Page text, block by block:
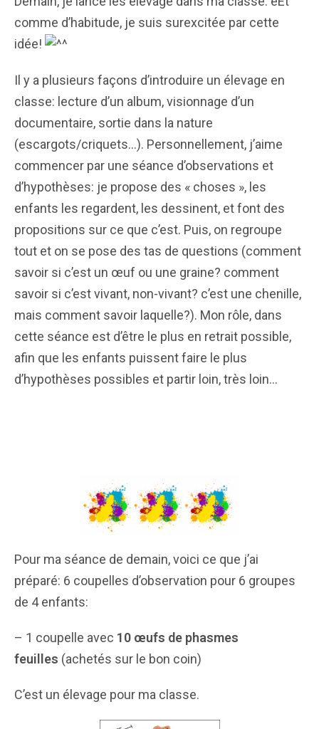
comme d’habitude, je suis surexcitée par cette
idée!
Il y a plusieurs façons d’introduire un élevage en
classe: lecture d’un album, visionnage d’un
documentaire, sortie dans la nature
(escargots/criquets…). Personnellement, j’aime
commencer par une séance d’observations et
d’hypothèses: je propose des « choses », les
enfants les regardent, les dessinent, et font des
propositions sur ce que c’est. Puis, on regroupe
tout et on se pose des tas de questions (comment
savoir si c’est un œuf ou une graine? comment
savoir si c’est vivant, non-vivant? c’est une chenille,
mais comment savoir laquelle?). Mon rôle, dans
cette séance est d’être le plus en retrait possible,
afin que les enfants puissent faire le plus
d’hypothèses possibles et partir loin, très loin…
Pour ma séance de demain, voici ce que j’ai
préparé: 6 coupelles d’observation pour 6 groupes
de 4 enfants:
– 1 coupelle avec 10 œufs de phasmes
feuilles (achetés sur le bon coin)
C’est un élevage pour ma classe.